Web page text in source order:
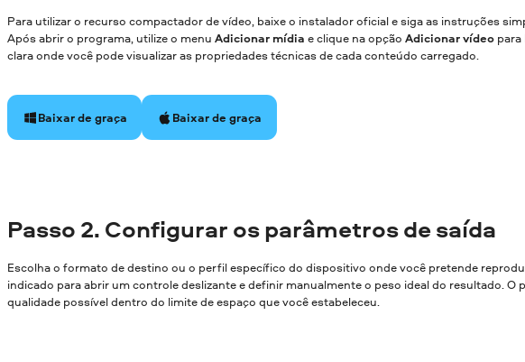
Para utilizar o recurso compactador de vídeo, baixe o instalador oficial e siga as instruções
Após abrir o programa, utilize o menu Adicionar mídia e clique na opção Adicionar vídeo
clara onde você pode visualizar as propriedades técnicas de cada conteúdo carregado.
Baixar de graça Baixar de graça
Passo 2. Configurar os parâmetros de saída
Escolha o formato de destino ou o perfil específico do dispositivo onde você pretende
indicado para abrir um controle deslizante e definir manualmente o peso ideal do resultado.
qualidade possível dentro do limite de espaço que você estabeleceu.